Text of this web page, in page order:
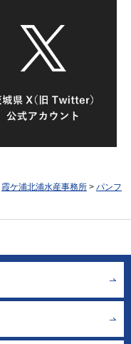
霞ケ浦北浦水産事務所 > パンフ